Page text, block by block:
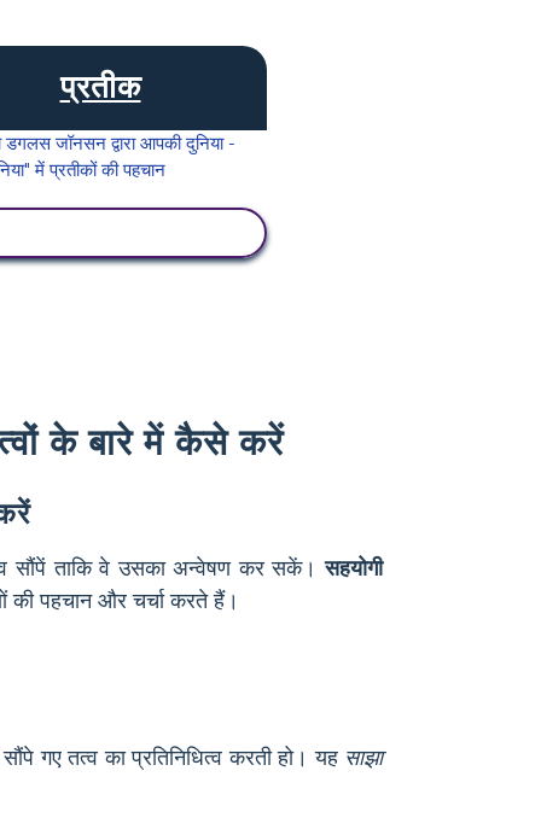
के बारे में कैसे करें
सौंपें ताकि वे उसका अन्वेषण कर सकें।सहयोगी
की पहचान और चर्चा करते हैं।
गए तत्व का प्रतिनिधित्व करती हो। यह साझा
प्रतीक